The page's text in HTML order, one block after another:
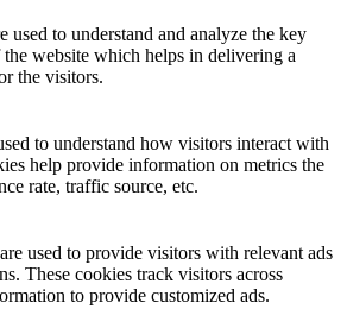
used to understand and analyze the key
website which helps in delivering a
the visitors.
to understand how visitors interact with
help provide information on metrics the
rate, traffic source, etc.
used to provide visitors with relevant ads
These cookies track visitors across
to provide customized ads.